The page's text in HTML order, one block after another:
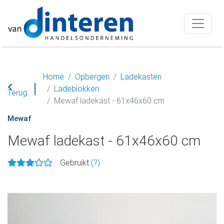
Terug
Home Opbergen
Ladekasten
Ladeblokken
Mewaf ladekast - 61x46x60 cm
Mewaf
Mewaf ladekast - 61x46x60 cm
Gebruikt (?)